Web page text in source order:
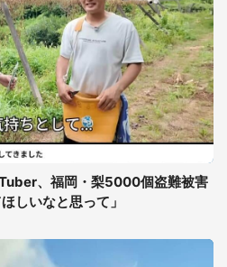
、福岡・梨5000個盗難被害
しいなと思って」